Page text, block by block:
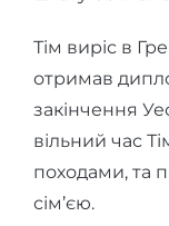
Тім виріс в
отримав
закінчення
вільний час
походами, та
сім’єю.